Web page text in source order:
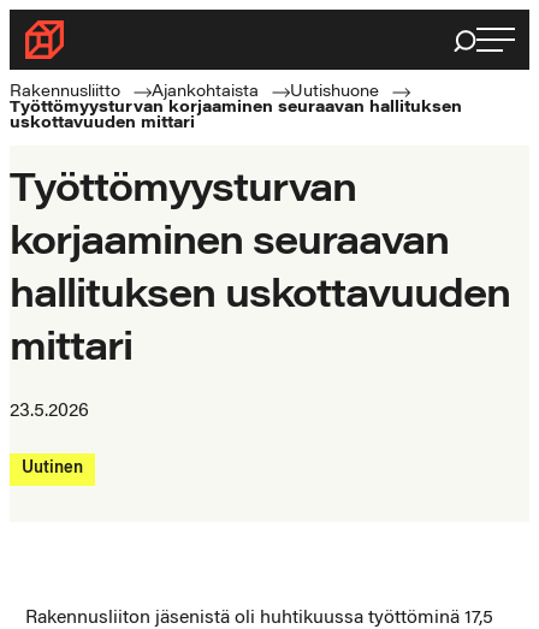
Siirry
suoraan
sisältöön
Rakennusliitto
Rakennusalan
ammattilaisten
Haku
Rakennusliitto Ajankohtaista
Uutishuone
Työttömyysturvan korjaaminen seuraavan hallituksen
uskottavuuden mittari
Työttömyysturvan
korjaaminen seuraavan
hallituksen uskottavuuden
mittari
23.5.2026
Uutinen
Rakennusliiton jäsenistä oli huhtikuussa työttöminä 17,5